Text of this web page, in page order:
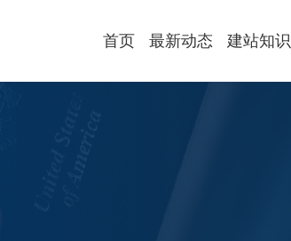
首页 最新动态 建站知识